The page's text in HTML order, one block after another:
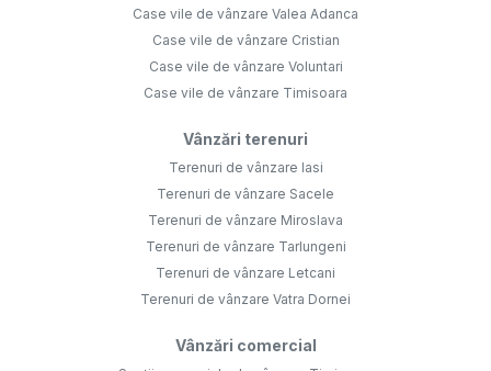
Case vile de vânzare Valea Adanca
Case vile de vânzare Cristian
Case vile de vânzare Voluntari
Case vile de vânzare Timisoara
Vânzări terenuri
Terenuri de vânzare Iasi
Terenuri de vânzare Sacele
Terenuri de vânzare Miroslava
Terenuri de vânzare Tarlungeni
Terenuri de vânzare Letcani
Terenuri de vânzare Vatra Dornei
Vânzări comercial